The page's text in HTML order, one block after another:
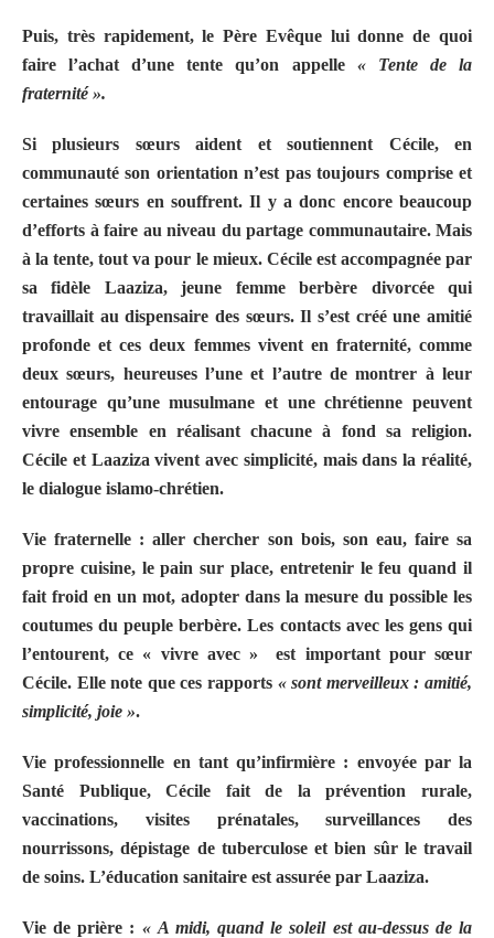
Puis, très rapidement, le Père Evêque lui donne de quoi
faire l’achat d’une tente qu’on appelle « Tente de la
fraternité ».
Si plusieurs sœurs aident et soutiennent Cécile, en
communauté son orientation n’est pas toujours comprise et
certaines sœurs en souffrent. Il y a donc encore beaucoup
d’efforts à faire au niveau du partage communautaire. Mais
à la tente, tout va pour le mieux. Cécile est accompagnée par
sa fidèle Laaziza, jeune femme berbère divorcée qui
travaillait au dispensaire des sœurs. Il s’est créé une amitié
profonde et ces deux femmes vivent en fraternité, comme
deux sœurs, heureuses l’une et l’autre de montrer à leur
entourage qu’une musulmane et une chrétienne peuvent
vivre ensemble en réalisant chacune à fond sa religion.
Cécile et Laaziza vivent avec simplicité, mais dans la réalité,
le dialogue islamo-chrétien.
Vie fraternelle : aller chercher son bois, son eau, faire sa
propre cuisine, le pain sur place, entretenir le feu quand il
fait froid en un mot, adopter dans la mesure du possible les
coutumes du peuple berbère. Les contacts avec les gens qui
l’entourent, ce « vivre avec »
est important pour sœur
Cécile. Elle note que ces rapports « sont merveilleux : amitié,
simplicité, joie ».
Vie professionnelle en tant qu’infirmière : envoyée par la
Santé Publique, Cécile fait de la prévention rurale,
vaccinations, visites prénatales, surveillances des
nourrissons, dépistage de tuberculose et bien sûr le travail
de soins. L’éducation sanitaire est assurée par Laaziza.
Vie de prière : « A midi, quand le soleil est au-dessus de la